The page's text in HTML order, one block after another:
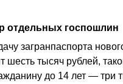
отдельных госпошлин
загранпаспорта
шесть тысяч рублей,
до 14 лет — три